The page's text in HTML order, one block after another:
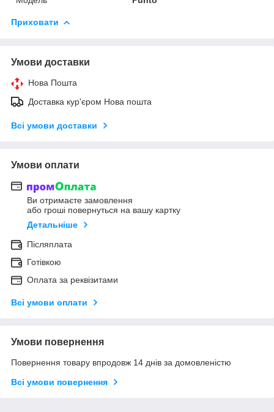
Приховати
Умови доставки
Нова Пошта
Доставка кур'єром Нова пошта
Всі умови доставки
Умови оплати
Ви отримаєте замовлення
або гроші повернуться на вашу картку
Детальніше
Післяплата
Готівкою
Оплата за реквізитами
Всі умови оплати
Умови повернення
Повернення товару впродовж 14 днів за домовленістю
Всі умови повернення